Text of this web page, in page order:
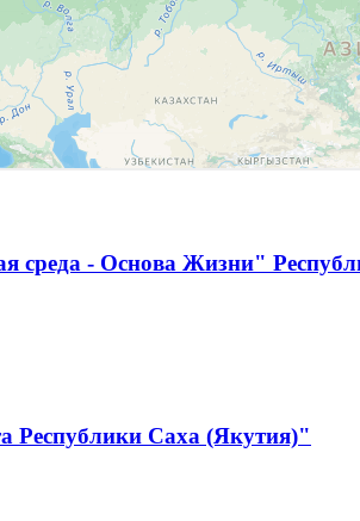
среда - Основа Жизни"
Республики Саха (Якутия)"